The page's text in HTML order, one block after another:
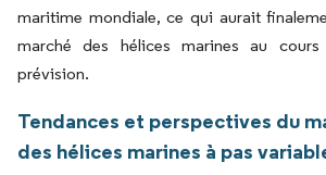
maritime mondiale, ce qui aurait
marché des hélices marines au
prévision.
Tendances et perspectives du
des hélices marines à pas